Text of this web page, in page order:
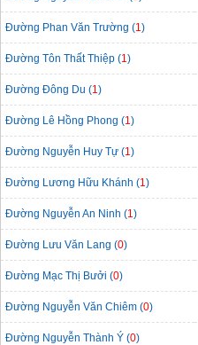
Đường Phan Văn Trường (1)
Đường Tôn Thất Thiệp (1)
Đường Đông Du (1)
Đường Lê Hồng Phong (1)
Đường Nguyễn Huy Tự (1)
Đường Lương Hữu Khánh (1)
Đường Nguyễn An Ninh (1)
Đường Lưu Văn Lang (0)
Đường Mạc Thị Bưởi (0)
Đường Nguyễn Văn Chiêm (0)
Đường Nguyễn Thành Ý (0)